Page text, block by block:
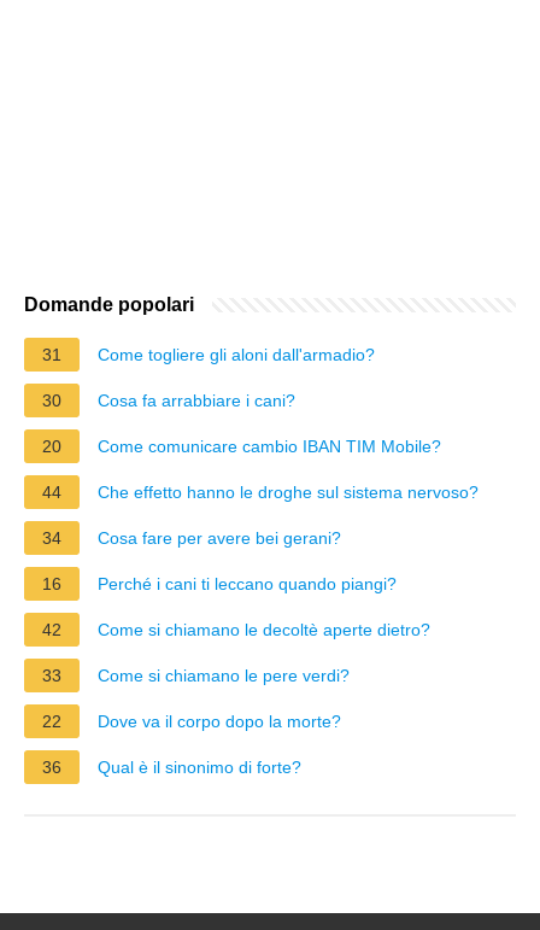
Domande popolari
31 Come togliere gli aloni dall'armadio?
30 Cosa fa arrabbiare i cani?
20 Come comunicare cambio IBAN TIM Mobile?
44 Che effetto hanno le droghe sul sistema nervoso?
34 Cosa fare per avere bei gerani?
16 Perché i cani ti leccano quando piangi?
42 Come si chiamano le decoltè aperte dietro?
33 Come si chiamano le pere verdi?
22 Dove va il corpo dopo la morte?
36 Qual è il sinonimo di forte?